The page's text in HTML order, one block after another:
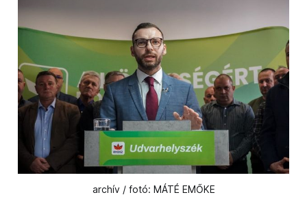
archív / fotó: MÁTÉ EMŐKE